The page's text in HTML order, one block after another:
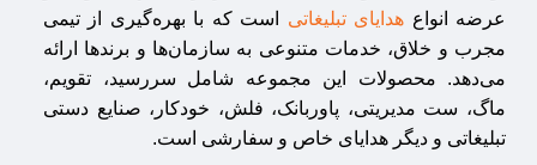
عرضه انواع هدایای تبلیغاتی است که با بهره‌گیری از تیمی
مجرب و خلاق، خدمات متنوعی به سازمان‌ها و برندها ارائه
می‌دهد. محصولات این مجموعه شامل سررسید، تقویم،
ماگ، ست مدیریتی، پاوربانک، فلش، خودکار، صنایع دستی
تبلیغاتی و دیگر هدایای خاص و سفارشی است.